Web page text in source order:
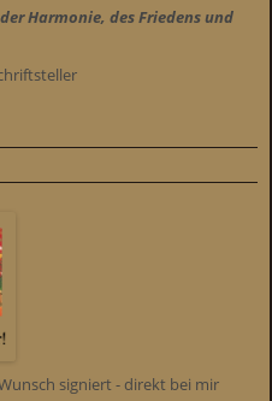
Harmonie, des Friedens und
signiert - direkt bei mir